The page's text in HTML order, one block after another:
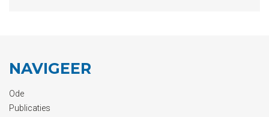
NAVIGEER
Ode
Publicaties